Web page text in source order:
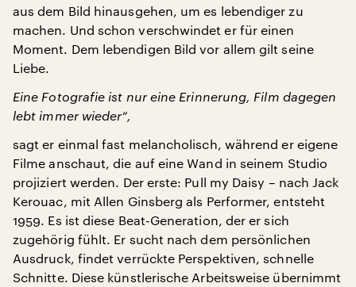
aus dem Bild hinausgehen, um es lebendiger zu
machen. Und schon verschwindet er für einen
Moment. Dem lebendigen Bild vor allem gilt seine
Liebe.
Eine Fotografie ist nur eine Erinnerung, Film dagegen
lebt immer wieder“,
sagt er einmal fast melancholisch, während er eigene
Filme anschaut, die auf eine Wand in seinem Studio
projiziert werden. Der erste: Pull my Daisy – nach Jack
Kerouac, mit Allen Ginsberg als Performer, entsteht
1959. Es ist diese Beat-Generation, der er sich
zugehörig fühlt. Er sucht nach dem persönlichen
Ausdruck, findet verrückte Perspektiven, schnelle
Schnitte. Diese künstlerische Arbeitsweise übernimmt